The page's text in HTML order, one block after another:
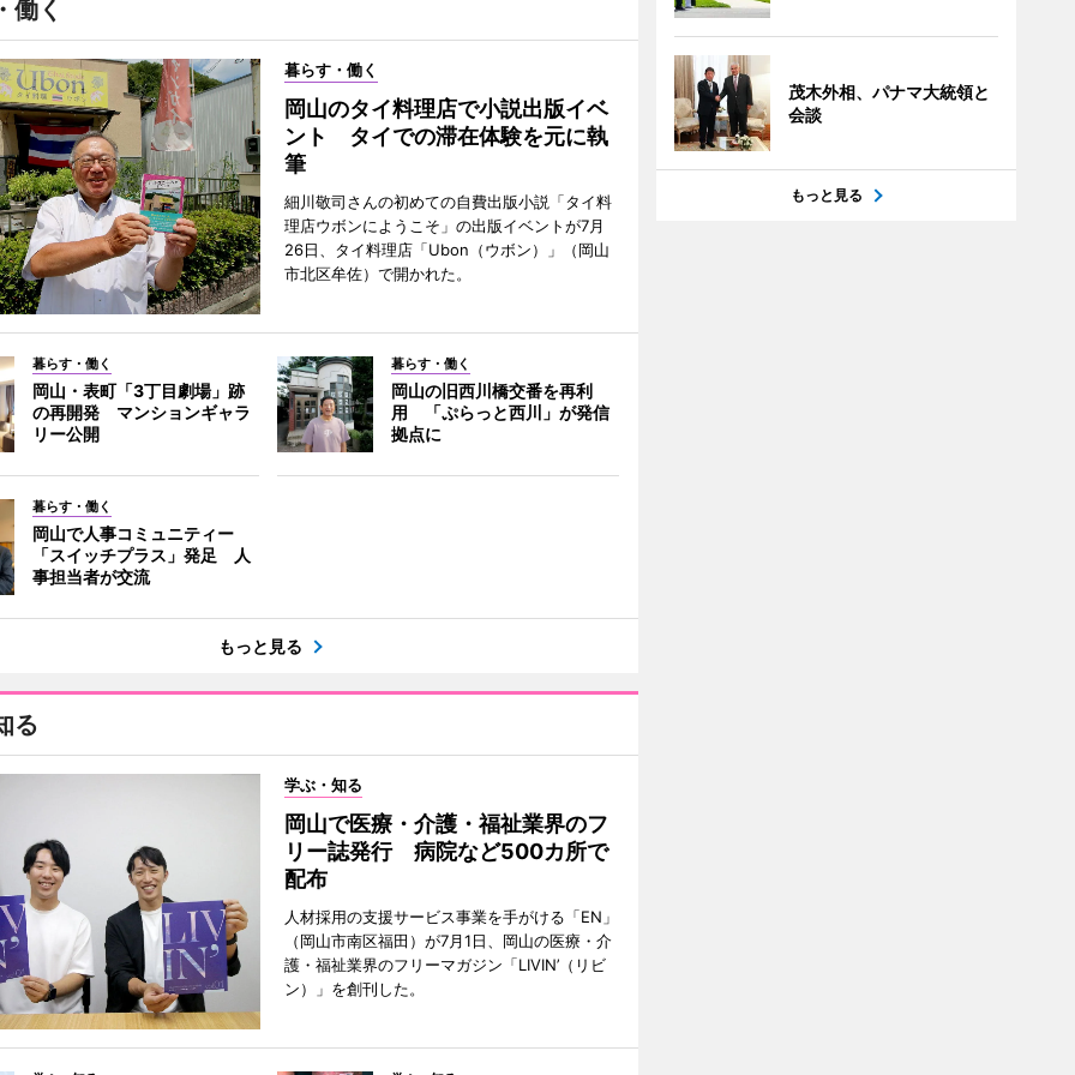
働く
暮らす・働く
岡山のタイ料理店で小説出版イベ
ント タイでの滞在体験を元に執
筆
細川敬司さんの初めての自費出版小説「タイ料
理店ウボンにようこそ」の出版イベントが7月
26日、タイ料理店「Ubon（ウボン）」（岡山
市北区牟佐）で開かれた。
暮らす・働く
岡山・表町「3丁目劇場」跡
の再開発 マンションギャラ
リー公開
暮らす・働く
岡山の旧西川橋交番を再利
用 「ぷらっと西川」が発信
拠点に
暮らす・働く
岡山で人事コミュニティー
「スイッチプラス」発足 人
事担当者が交流
もっと見る
る
学ぶ・知る
岡山で医療・介護・福祉業界のフ
リー誌発行 病院など500カ所で
配布
人材採用の支援サービス事業を手がける「EN」
（岡山市南区福田）が7月1日、岡山の医療・介
護・福祉業界のフリーマガジン「LIVIN’（リビ
ン）」を創刊した。
茂木外相、パナマ大統領と
会談
もっと見る